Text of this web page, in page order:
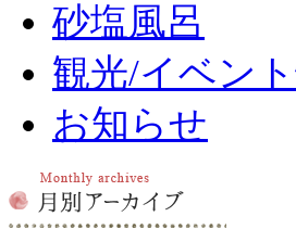
砂塩風呂
観光/イベン
お知らせ